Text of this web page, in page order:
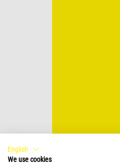
English
We use cookies